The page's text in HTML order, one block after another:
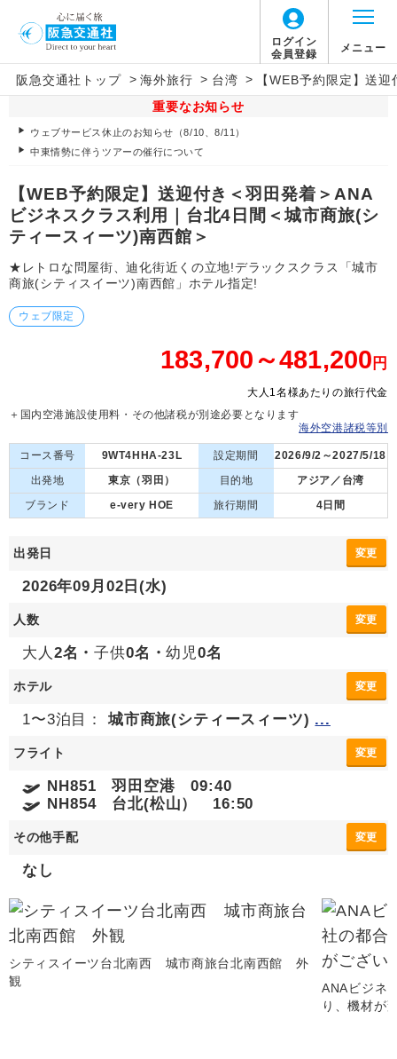
ログイン
会員登録
メニュー
阪急交通社トップ > 海外旅行 > 台湾 >
【WEB予約限定】送
重要なお知らせ
ウェブサービス休止のお知らせ（8/10、8/11）
中東情勢に伴うツアーの催行について
【WEB予約限定】送迎付き＜羽田発着＞ANA
ビジネスクラス利用｜台北4日間＜城市商旅(シ
ティースィーツ)南西館＞
★レトロな問屋街、迪化街近くの立地!デラックスクラス「城市
商旅(シティスイーツ)南西館」ホテル指定!
ウェブ限定
183,700～481,200 円
大人1名様あたりの旅行代金
＋国内空港施設使用料・その他諸税が別途必要となります
海外空港諸税等別
コース番号 9WT4HHA-23L 設定期間
2026/9/2～2027/5/18
出発地
東京（羽田） 目的地
アジア／台湾
ブランド
e-very HOE 旅行期間 4日間
出発日 変更
2026年09月02日(水)
人数 変更
大人 2名・子供0名・幼児0名
ホテル 変更
1〜3泊目： 城市商旅(シティースィーツ) ...
フライト 変更
NH851 羽田空港 09:40
NH854 台北(松山） 16:50
その他手配 変更
なし
シティスイーツ台北南西 城市商旅台北南西館 外
観
ANAビジネ
り、機材が